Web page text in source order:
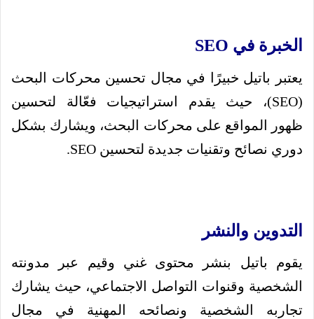
الخبرة في SEO
يعتبر باتيل خبيرًا في مجال تحسين محركات البحث
(SEO)، حيث يقدم استراتيجيات فعّالة لتحسين
ظهور المواقع على محركات البحث، ويشارك بشكل
دوري نصائح وتقنيات جديدة لتحسين SEO.
التدوين والنشر
يقوم باتيل بنشر محتوى غني وقيم عبر مدونته
الشخصية وقنوات التواصل الاجتماعي، حيث يشارك
تجاربه الشخصية ونصائحه المهنية في مجال